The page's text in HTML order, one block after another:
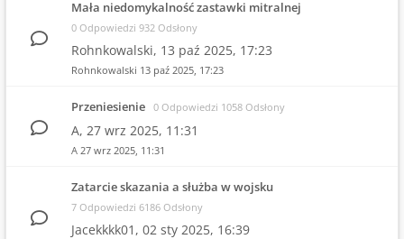
Mała niedomykalność zastawki mitralnej
0 Odpowiedzi 932 Odsłony
Rohnkowalski, 13 paź 2025, 17:23
Rohnkowalski 13 paź 2025, 17:23
Przeniesienie 0 Odpowiedzi 1058 Odsłony
A, 27 wrz 2025, 11:31
A 27 wrz 2025, 11:31
Zatarcie skazania a służba w wojsku
7 Odpowiedzi 6186 Odsłony
Jacekkkk01, 02 sty 2025, 16:39